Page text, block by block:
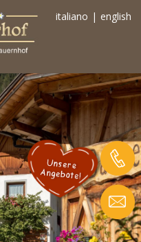
italiano | english